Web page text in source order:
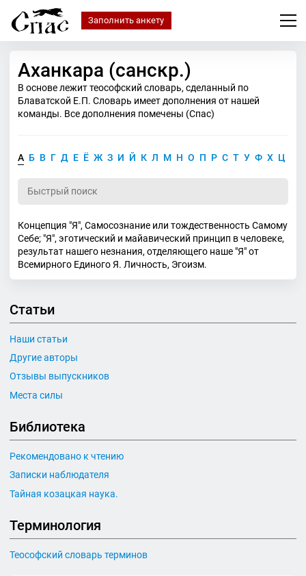
Заполнить анкету
Аханкара (санскр.)
В основе лежит теософский словарь, сделанный по
Блаватской Е.П. Словарь имеет дополнения от нашей
команды. Все дополнения помечены (Спас)
А Б В Г Д Е Ё Ж З И Й К Л М Н О П Р С Т У Ф Х Ц
Концепция "Я", Самосознание или тождественность Самому
Себе; "Я", эготический и майавический принцип в человеке,
результат нашего незнания, отделяющего наше "Я" от
Всемирного Единого Я. Личность, Эгоизм.
Статьи
Наши статьи
Другие авторы
Отзывы выпускников
Места силы
Библиотека
Рекомендовано к чтению
Записки наблюдателя
Тайная козацкая наука.
Терминология
Теософский словарь терминов